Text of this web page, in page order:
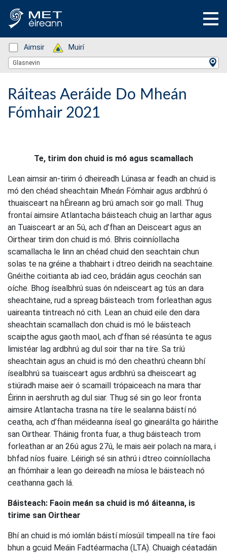
Status: Green
Aimsir Status: Green
Muirí
Location Search
Glasnevin
Ráiteas Aeráide Do Mheán
Fómhair 2021
Te, tirim don chuid is mó agus scamallach
Lean aimsir an-tirim ó dheireadh Lúnasa ar feadh an chuid is
mó den chéad sheachtain Mheán Fómhair agus ardbhrú ó
thuaisceart na hÉireann ag brú amach soir go mall. Thug
frontaí aimsire Atlantacha báisteach chuig an Iarthar agus
an Tuaisceart ar an 5ú, ach d’fhan an Deisceart agus an
Oirthear tirim don chuid is mó. Bhris coinníollacha
scamallacha le linn an chéad chuid den seachtain chun
solas te na gréine a thabhairt i dtreo deiridh na seachtaine.
Gnéithe coitianta ab iad ceo, brádáin agus ceochán san
oíche. Bhog ísealbhrú suas ón ndeisceart ag tús an dara
sheachtaine, rud a spreag báisteach trom forleathan agus
uaireanta tintreach nó cith. Lean an chuid eile den dara
sheachtain scamallach don chuid is mó le báisteach
scaipthe agus gaoth maol, ach d’fhan sé réasúnta te agus
limistéar lag ardbhrú ag dul soir thar na tíre. Sa tríú
sheachtain agus an chuid is mó den cheathrú cheann bhí
ísealbhrú sa tuaisceart agus ardbhrú sa dheisceart ag
stiúradh maise aeir ó scamaill trópaiceach na mara thar
Éirinn in aershruth ag dul siar. Thug sé sin go leor fronta
aimsire Atlantacha trasna na tíre le sealanna báistí nó
ceatha, ach d’fhan méideanna íseal go ginearálta go háirithe
san Oirthear. Tháinig fronta fuar, a thug báisteach trom
forleathan ar an 26ú agus 27ú, le mais aeir polach na mara, i
bhfad níos fuaire. Léirigh sé sin athrú i dtreo coinníollacha
an fhómhair a lean go deireadh na míosa le báisteach nó
ceathanna gach lá.
Báisteach: Faoin meán sa chuid is mó áiteanna, is
tirime san Oirthear
Bhí an chuid is mó iomlán báistí míosúil timpeall na tíre faoi
bhun a gcuid Meáin Fadtéarmacha (LTA). Chuaigh céatadáin